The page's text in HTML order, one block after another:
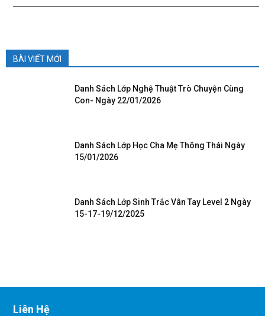
BÀI VIẾT MỚI
Danh Sách Lớp Nghệ Thuật Trò Chuyện Cùng
Con- Ngày 22/01/2026
Danh Sách Lớp Học Cha Mẹ Thông Thái Ngày
15/01/2026
Danh Sách Lớp Sinh Trắc Vân Tay Level 2 Ngày
15-17-19/12/2025
Liên Hệ